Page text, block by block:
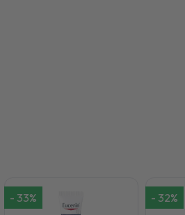
- 33% - 32%